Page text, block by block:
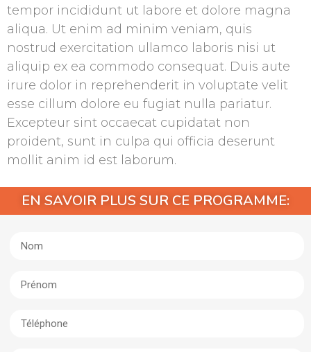
tempor incididunt ut labore et dolore magna
aliqua. Ut enim ad minim veniam, quis
nostrud exercitation ullamco laboris nisi ut
aliquip ex ea commodo consequat. Duis aute
irure dolor in reprehenderit in voluptate velit
esse cillum dolore eu fugiat nulla pariatur.
Excepteur sint occaecat cupidatat non
proident, sunt in culpa qui officia deserunt
mollit anim id est laborum.
EN SAVOIR PLUS SUR CE PROGRAMME: